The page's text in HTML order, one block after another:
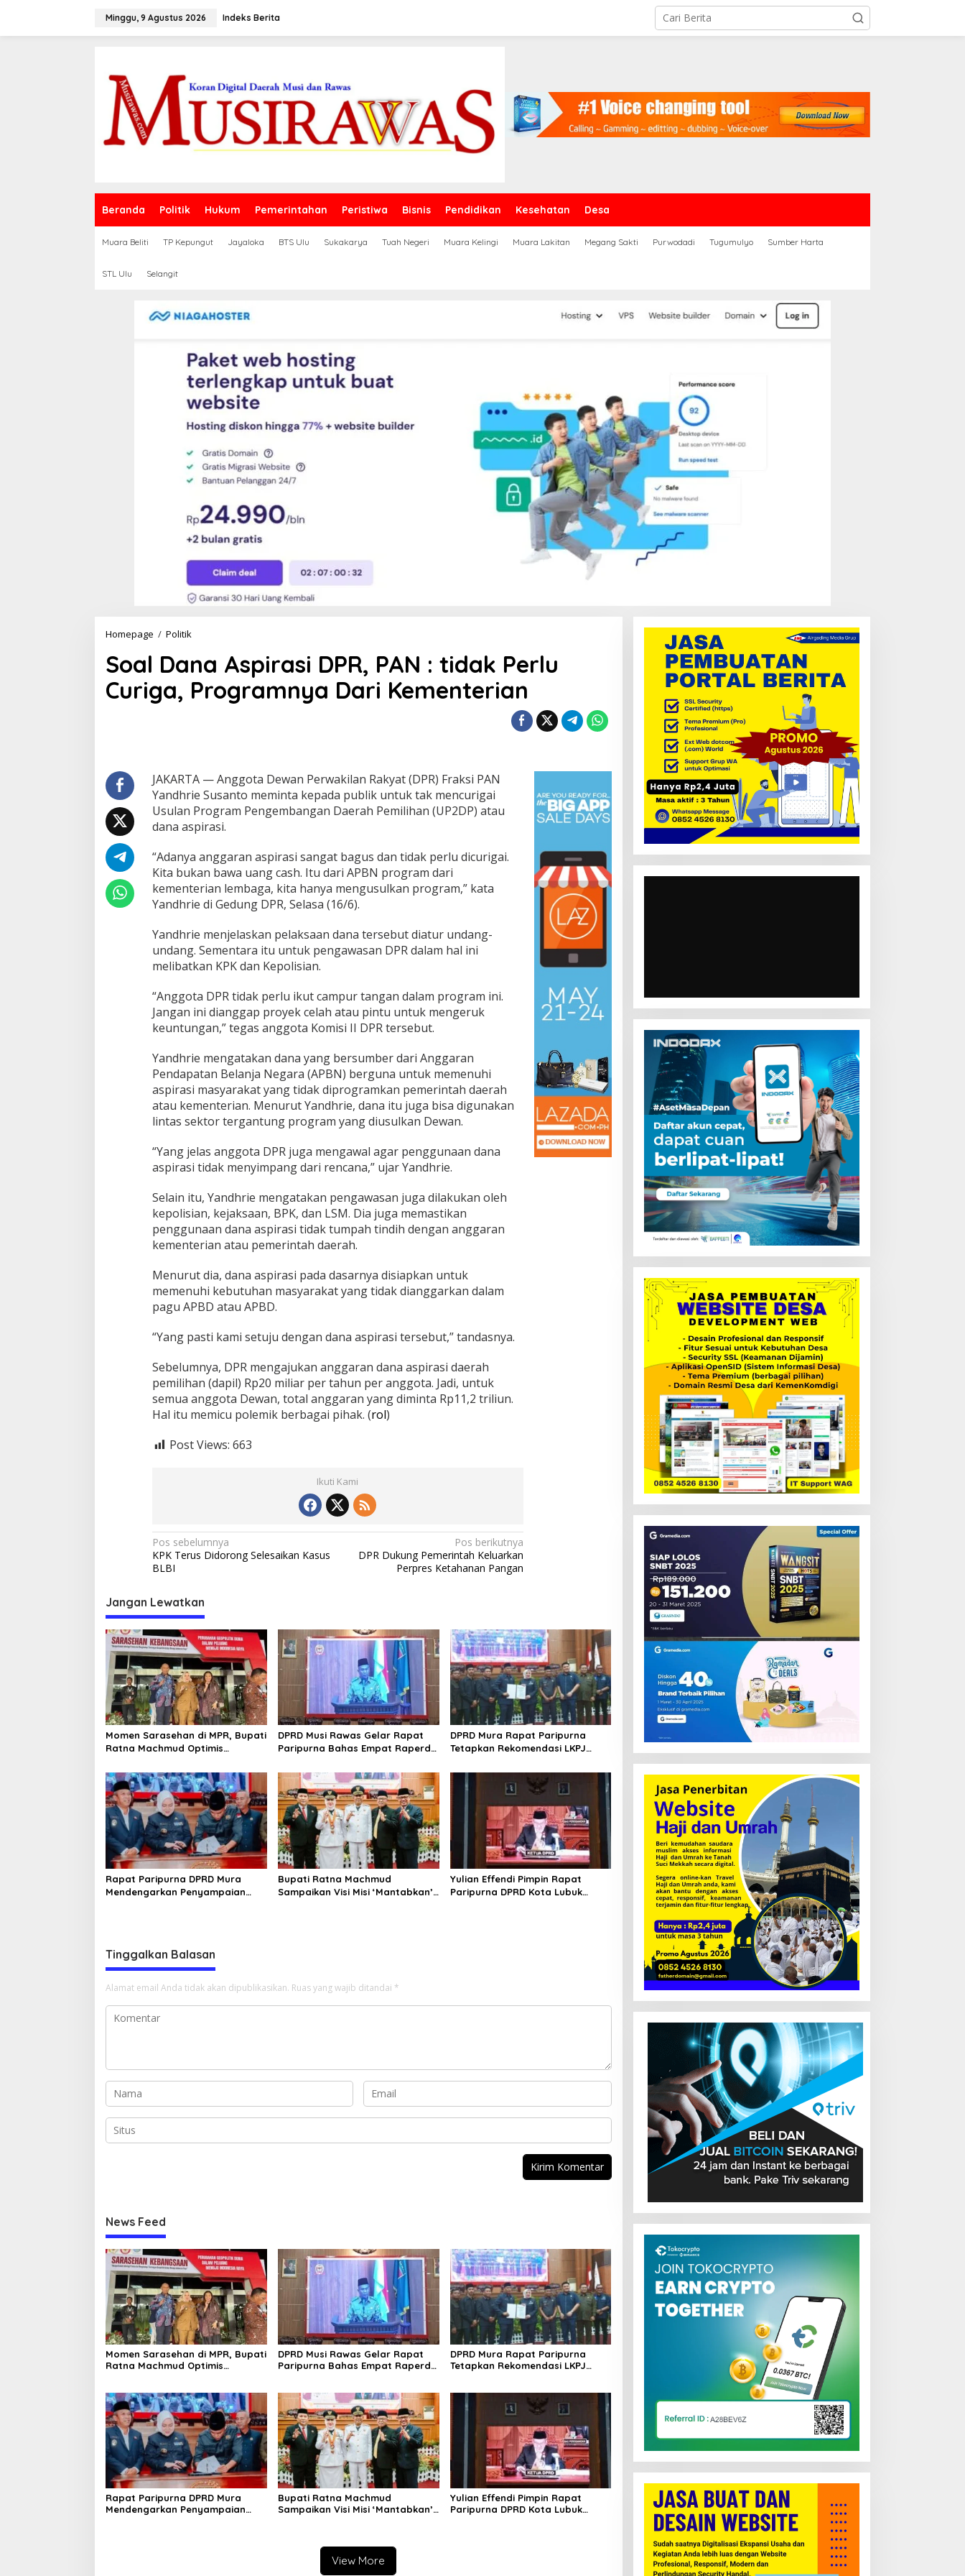
Minggu, 9 Agustus 2026 Indeks Berita
Beranda Politik Hukum Pemerintahan Peristiwa Bisnis Pendidikan Kesehatan Desa
Muara Beliti TP Kepungut Jayaloka BTS Ulu Sukakarya Tuah Negeri Muara Kelingi Muara Lakitan Megang Sakti Purwodadi Tugumulyo Sumber Harta
STL Ulu Selangit
Homepage / Politik
a
l
D
a
r
a
s
i
P
R
,
P
A
:
i
d
k
P
r
u
C
u
i
g
,
P
g
r
a
m
a
D
a
i
K
m
e
n
t
e
i
Soal Dana Aspirasi DPR, PAN : tidak Perlu
Curiga, Programnya Dari Kementerian
JAKARTA — Anggota Dewan Perwakilan Rakyat (DPR) Fraksi PAN
Yandhrie Susanto meminta kepada publik untuk tak mencurigai
Usulan Program Pengembangan Daerah Pemilihan (UP2DP) atau
dana aspirasi.
“Adanya anggaran aspirasi sangat bagus dan tidak perlu dicurigai.
Kita bukan bawa uang cash. Itu dari APBN program dari
kementerian lembaga, kita hanya mengusulkan program,” kata
Yandhrie di Gedung DPR, Selasa (16/6).
Yandhrie menjelaskan pelaksaan dana tersebut diatur undang-
undang. Sementara itu untuk pengawasan DPR dalam hal ini
melibatkan KPK dan Kepolisian.
“Anggota DPR tidak perlu ikut campur tangan dalam program ini.
Jangan ini dianggap proyek celah atau pintu untuk mengeruk
keuntungan,” tegas anggota Komisi II DPR tersebut.
Yandhrie mengatakan dana yang bersumber dari Anggaran
Pendapatan Belanja Negara (APBN) berguna untuk memenuhi
aspirasi masyarakat yang tidak diprogramkan pemerintah daerah
atau kementerian. Menurut Yandhrie, dana itu juga bisa digunakan
lintas sektor tergantung program yang diusulkan Dewan.
“Yang jelas anggota DPR juga mengawal agar penggunaan dana
aspirasi tidak menyimpang dari rencana,” ujar Yandhrie.
Selain itu, Yandhrie mengatakan pengawasan juga dilakukan oleh
kepolisian, kejaksaan, BPK, dan LSM. Dia juga memastikan
penggunaan dana aspirasi tidak tumpah tindih dengan anggaran
kementerian atau pemerintah daerah.
Menurut dia, dana aspirasi pada dasarnya disiapkan untuk
memenuhi kebutuhan masyarakat yang tidak dianggarkan dalam
pagu APBD atau APBD.
“Yang pasti kami setuju dengan dana aspirasi tersebut,” tandasnya.
Sebelumnya, DPR mengajukan anggaran dana aspirasi daerah
pemilihan (dapil) Rp20 miliar per tahun per anggota. Jadi, untuk
semua anggota Dewan, total anggaran yang diminta Rp11,2 triliun.
Hal itu memicu polemik berbagai pihak. (rol)
Post Views: 663
Ikuti Kami
N
a
i
g
a
s
i
p
o
s
Pos sebelumnya
KPK Terus Didorong Selesaikan Kasus
BLBI
Pos berikutnya
DPR Dukung Pemerintah Keluarkan
Perpres Ketahanan Pangan
Jangan Lewatkan
Momen Sarasehan di MPR, Bupati
Ratna Machmud Optimis
Masalah Geopolitik Global
DPRD Musi Rawas Gelar Rapat
Paripurna Bahas Empat Raperda
DPRD Mura Rapat Paripurna
Tetapkan Rekomendasi LKPJ
Publik dan Penguatan Ekonomi
Daerah
Rapat Paripurna DPRD Mura
Mendengarkan Penyampaian
Bupati Ratna Machmud
Sampaikan Visi Misi ‘Mantabkan’
Yulian Effendi Pimpin Rapat
Paripurna DPRD Kota Lubuk
Tinggalkan Balasan
Alamat email Anda tidak akan dipublikasikan. Ruas yang wajib ditandai *
News Feed
Momen Sarasehan di MPR, Bupati
Ratna Machmud Optimis
DPRD Musi Rawas Gelar Rapat
Paripurna Bahas Empat Raperda
DPRD Mura Rapat Paripurna
Tetapkan Rekomendasi LKPJ
Daerah
Rapat Paripurna DPRD Mura
Mendengarkan Penyampaian
Bupati Ratna Machmud
Sampaikan Visi Misi ‘Mantabkan’
Yulian Effendi Pimpin Rapat
Paripurna DPRD Kota Lubuk
View More